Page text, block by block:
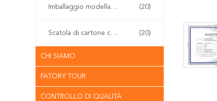
Imballaggio modellato della polpa (20)
Scatola di cartone con cerniera (20)
CHI SIAMO
FATORY TOUR
CONTROLLO DI QUALITÀ